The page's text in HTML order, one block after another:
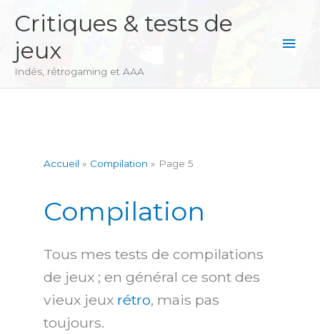
contenu
Critiques & tests de
jeux
Indés, rétrogaming et AAA
Accueil Compilation Page 5
Compilation
Tous mes tests de compilations
de jeux ; en général ce sont des
vieux jeux rétro, mais pas
toujours.